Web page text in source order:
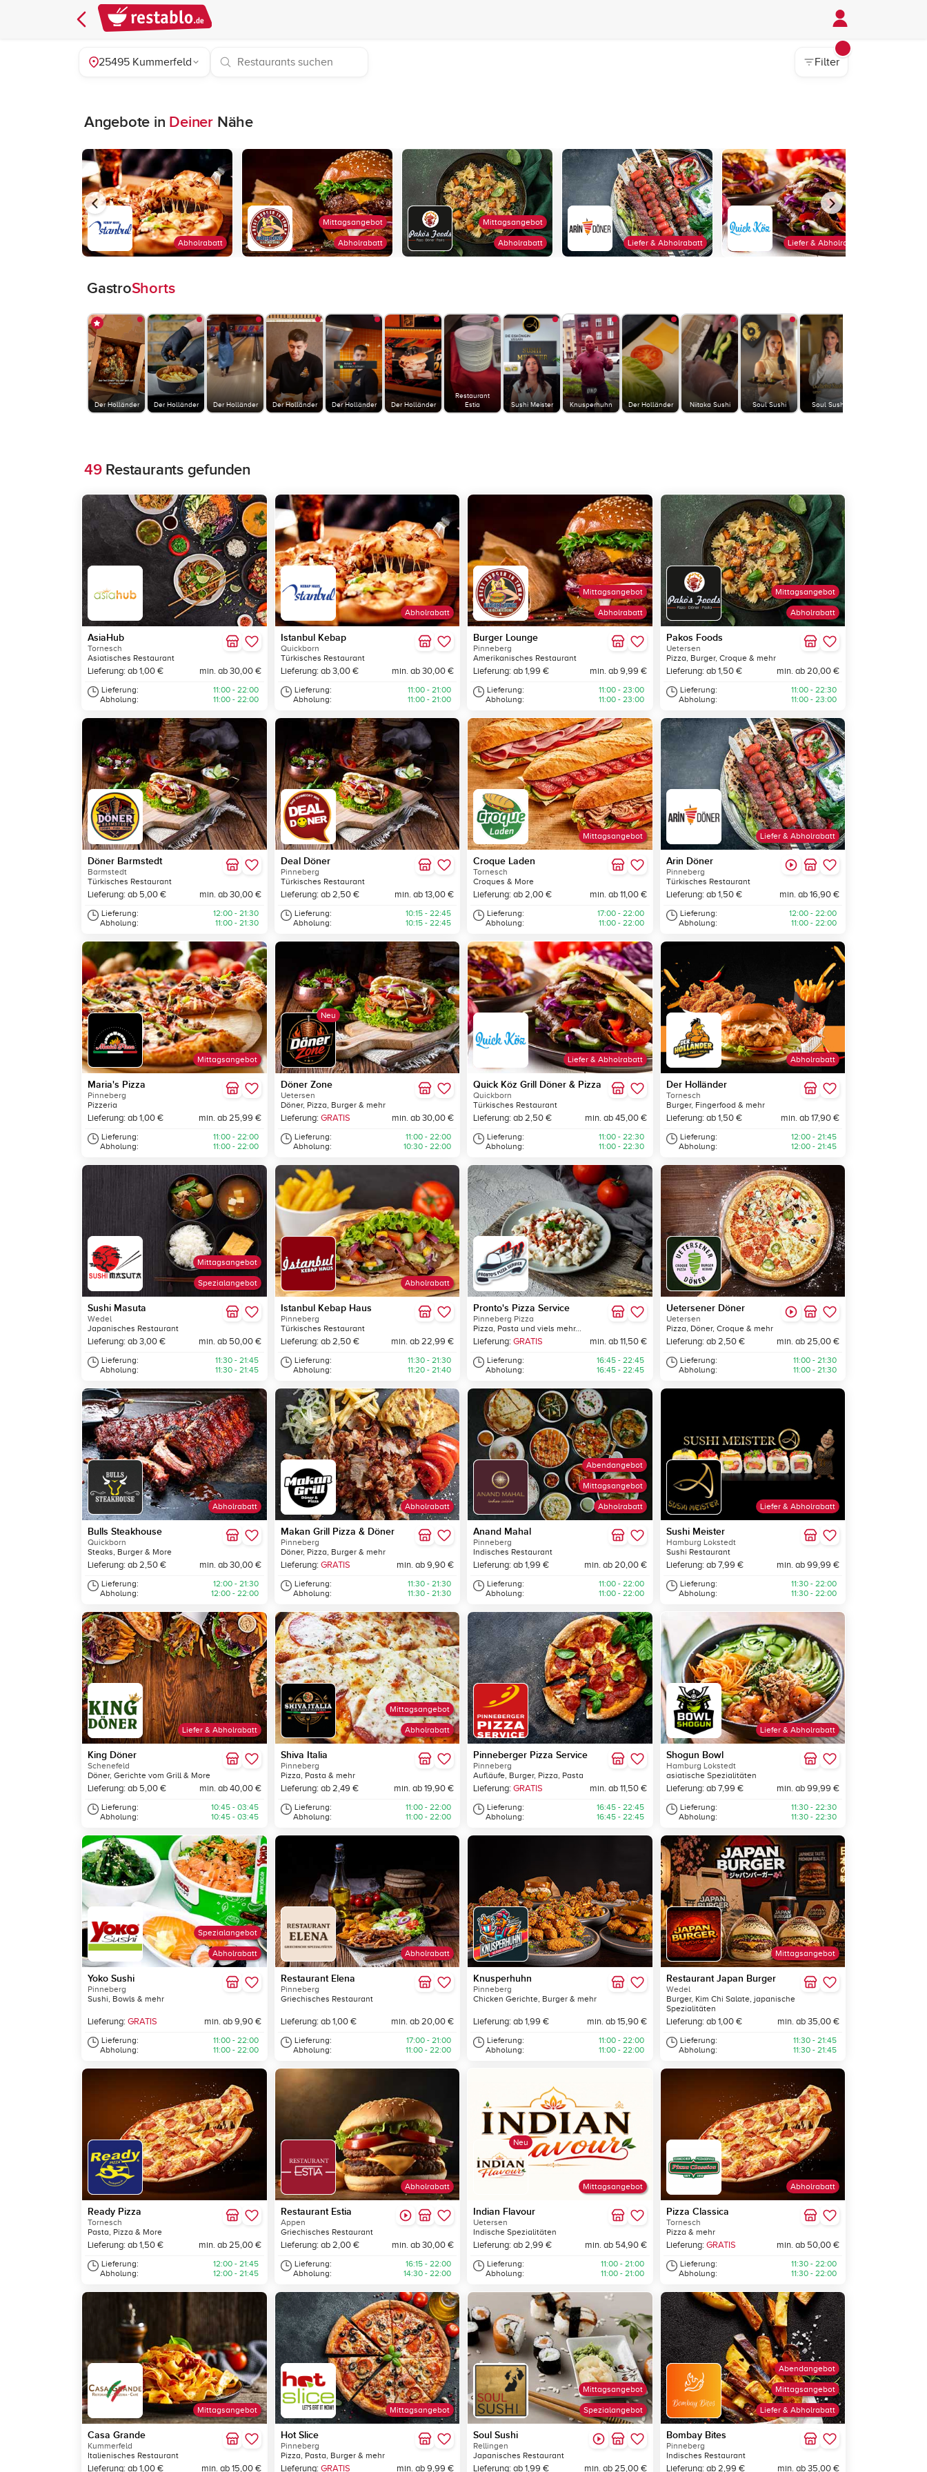
25495 Kummerfeld Filter
Angebote in Deiner Nähe
Abholrabatt Abholrabatt
Mittagsangebot
Abholrabatt
Mittagsangebot
Liefer & Abholrabatt Liefer & Abholrabatt
GastroShorts
Der Holländer Der Holländer Der Holländer Der Holländer Der Holländer Der Holländer
Restaurant
Estia
Sushi Meister Knusperhuhn Der Holländer Niitaka Sushi Soul Sushi Soul Sushi
49Restaurants gefunden
AsiaHub
Tornesch
Asiatisches Restaurant
Lieferung: ab 1,00 € min. ab 30,00 €
Lieferung:
Abholung:
11:00 - 22:00
11:00 - 22:00
Abholrabatt
Istanbul Kebap
Quickborn
Türkisches Restaurant
Lieferung: ab 3,00 € min. ab 30,00 €
Lieferung:
Abholung:
11:00 - 21:00
11:00 - 21:00
Abholrabatt
Mittagsangebot
Burger Lounge
Pinneberg
Amerikanisches Restaurant
Lieferung: ab 1,99 € min. ab 9,99 €
Lieferung:
Abholung:
11:00 - 23:00
11:00 - 23:00
Abholrabatt
Mittagsangebot
Pakos Foods
Uetersen
Pizza, Burger, Croque & mehr
Lieferung: ab 1,50 € min. ab 20,00 €
Lieferung:
Abholung:
11:00 - 22:30
11:00 - 23:00
Döner Barmstedt
Barmstedt
Türkisches Restaurant
Lieferung: ab 5,00 € min. ab 30,00 €
Lieferung:
Abholung:
12:00 - 21:30
11:00 - 21:30
Deal Döner
Pinneberg
Türkisches Restaurant
Lieferung: ab 2,50 € min. ab 13,00 €
Lieferung:
Abholung:
10:15 - 22:45
10:15 - 22:45
Mittagsangebot
Croque Laden
Tornesch
Croques & More
Lieferung: ab 2,00 € min. ab 11,00 €
Lieferung:
Abholung:
17:00 - 22:00
11:00 - 22:00
Liefer & Abholrabatt
Arin Döner
Pinneberg
Türkisches Restaurant
Lieferung: ab 1,50 € min. ab 16,90 €
Lieferung:
Abholung:
12:00 - 22:00
11:00 - 22:00
Mittagsangebot
Maria's Pizza
Pinneberg
Pizzeria
Lieferung: ab 1,00 € min. ab 25,99 €
Lieferung:
Abholung:
11:00 - 22:00
11:00 - 22:00
Neu
Döner Zone
Uetersen
Döner, Pizza, Burger & mehr
Lieferung: GRATIS min. ab 30,00 €
Lieferung:
Abholung:
11:00 - 22:00
10:30 - 22:00
Liefer & Abholrabatt
Quick Köz Grill Döner & Pizza
Quickborn
Türkisches Restaurant
Lieferung: ab 2,50 € min. ab 45,00 €
Lieferung:
Abholung:
11:00 - 22:30
11:00 - 22:30
Abholrabatt
Der Holländer
Tornesch
Burger, Fingerfood & mehr
Lieferung: ab 1,50 € min. ab 17,90 €
Lieferung:
Abholung:
12:00 - 21:45
12:00 - 21:45
Spezialangebot
Mittagsangebot
Sushi Masuta
Wedel
Japanisches Restaurant
Lieferung: ab 3,00 € min. ab 50,00 €
Lieferung:
Abholung:
11:30 - 21:45
11:30 - 21:45
Abholrabatt
Istanbul Kebap Haus
Pinneberg
Türkisches Restaurant
Lieferung: ab 2,50 € min. ab 22,99 €
Lieferung:
Abholung:
11:30 - 21:30
11:20 - 21:40
Pronto's Pizza Service
Pinneberg Pizza
Pizza, Pasta und viels mehr...
Lieferung: GRATIS min. ab 11,50 €
Lieferung:
Abholung:
16:45 - 22:45
16:45 - 22:45
Uetersener Döner
Uetersen
Pizza, Döner, Croque & mehr
Lieferung: ab 2,50 € min. ab 25,00 €
Lieferung:
Abholung:
11:00 - 21:30
11:00 - 21:30
Abholrabatt
Bulls Steakhouse
Quickborn
Steaks, Burger & More
Lieferung: ab 2,50 € min. ab 30,00 €
Lieferung:
Abholung:
12:00 - 21:30
12:00 - 22:00
Abholrabatt
Makan Grill Pizza & Döner
Pinneberg
Döner, Pizza, Burger & mehr
Lieferung: GRATIS min. ab 9,90 €
Lieferung:
Abholung:
11:30 - 21:30
11:30 - 21:30
Abholrabatt
Mittagsangebot
Abendangebot
Anand Mahal
Pinneberg
Indisches Restaurant
Lieferung: ab 1,99 € min. ab 20,00 €
Lieferung:
Abholung:
11:00 - 22:00
11:00 - 22:00
Liefer & Abholrabatt
Sushi Meister
Hamburg Lokstedt
Sushi Restaurant
Lieferung: ab 7,99 € min. ab 99,99 €
Lieferung:
Abholung:
11:30 - 22:00
11:30 - 22:00
Liefer & Abholrabatt
King Döner
Schenefeld
Döner, Gerichte vom Grill & More
Lieferung: ab 5,00 € min. ab 40,00 €
Lieferung:
Abholung:
10:45 - 03:45
10:45 - 03:45
Abholrabatt
Mittagsangebot
Shiva Italia
Pinneberg
Pizza, Pasta & mehr
Lieferung: ab 2,49 € min. ab 19,90 €
Lieferung:
Abholung:
11:00 - 22:00
11:00 - 22:00
Pinneberger Pizza Service
Pinneberg
Aufläufe, Burger, Pizza, Pasta
Lieferung: GRATIS min. ab 11,50 €
Lieferung:
Abholung:
16:45 - 22:45
16:45 - 22:45
Liefer & Abholrabatt
Shogun Bowl
Hamburg Lokstedt
asiatische Spezialitäten
Lieferung: ab 7,99 € min. ab 99,99 €
Lieferung:
Abholung:
11:30 - 22:30
11:30 - 22:30
Abholrabatt
Spezialangebot
Yoko Sushi
Pinneberg
Sushi, Bowls & mehr
Lieferung: GRATIS min. ab 9,90 €
Lieferung:
Abholung:
11:00 - 22:00
11:00 - 22:00
Abholrabatt
Restaurant Elena
Pinneberg
Griechisches Restaurant
Lieferung: ab 1,00 € min. ab 20,00 €
Lieferung:
Abholung:
17:00 - 21:00
11:00 - 22:00
Knusperhuhn
Pinneberg
Chicken Gerichte, Burger & mehr
Lieferung: ab 1,99 € min. ab 15,90 €
Lieferung:
Abholung:
11:00 - 22:00
11:00 - 22:00
Mittagsangebot
Restaurant Japan Burger
Wedel
Burger, Kim Chi Salate, japanische
Spezialitäten
Lieferung: ab 1,00 € min. ab 35,00 €
Lieferung:
Abholung:
11:30 - 21:45
11:30 - 21:45
Ready Pizza
Tornesch
Pasta, Pizza & More
Lieferung: ab 1,50 € min. ab 25,00 €
Lieferung:
Abholung:
12:00 - 21:45
12:00 - 21:45
Abholrabatt
Restaurant Estia
Appen
Griechisches Restaurant
Lieferung: ab 2,00 € min. ab 30,00 €
Lieferung:
Abholung:
16:15 - 22:00
14:30 - 22:00
Mittagsangebot
Neu
Indian Flavour
Uetersen
Indische Spezialitäten
Lieferung: ab 2,99 € min. ab 54,90 €
Lieferung:
Abholung:
11:00 - 21:00
11:00 - 21:00
Abholrabatt
Pizza Classica
Tornesch
Pizza & mehr
Lieferung: GRATIS min. ab 50,00 €
Lieferung:
Abholung:
11:30 - 22:00
11:30 - 22:00
Mittagsangebot
Casa Grande
Kummerfeld
Italienisches Restaurant
Lieferung: ab 1,00 € min. ab 15,00 €
Mittagsangebot
Hot Slice
Pinneberg
Pizza, Pasta, Burger & mehr
Lieferung: GRATIS min. ab 9,99 €
Spezialangebot
Mittagsangebot
Soul Sushi
Rellingen
Japanisches Restaurant
Lieferung: ab 1,99 € min. ab 25,00 €
Liefer & Abholrabatt
Mittagsangebot
Abendangebot
Bombay Bites
Pinneberg
Indisches Restaurant
Lieferung: ab 2,99 € min. ab 35,00 €